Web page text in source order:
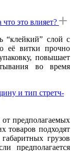
это влияет?
“клейкий” слой с
её витки прочно
повышает
во время
и тип стретч-
от предполагаемых
товаров подходят
грузов
предполагается